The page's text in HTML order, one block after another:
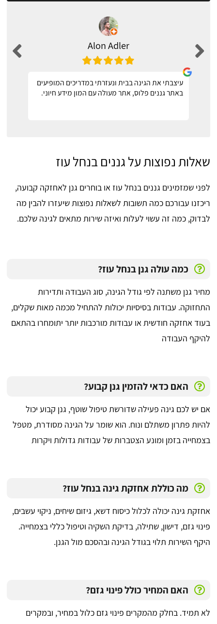
Alon Adler
עיצבתי את הגינה בבית ונעזרתי במדריכים המופיעים
באתר גננים פלוס, אתר מעולה עם המון מידע חיוני.
שאלות נפוצות על גננים בנחל עוז
לפני שמזמינים גננים בנחל עוז או בוחרים גנן לאחזקה קבועה,
ריכזנו עבורכם כמה תשובות לשאלות נפוצות שיעזרו להבין מה
לבדוק, כמה זה עשוי לעלות ואיזה שירות מתאים לגינה שלכם.
כמה עולה גנן בנחל עוז?
מחיר גנן משתנה לפי גודל הגינה, סוג העבודה ותדירות
התחזוקה. עבודות בסיסיות יכולות להתחיל מכמה מאות שקלים,
בעוד אחזקה חודשית או עבודות מורכבות יותר יתומחרו בהתאם
להיקף העבודה
האם כדאי להזמין גנן קבוע?
אם יש לכם גינה פעילה שדורשת טיפול שוטף, גנן קבוע יכול
להיות פתרון משתלם ונוח. הוא שומר על הגינה מסודרת, מטפל
בצמחייה בזמן ומונע הצטברות של עבודות גדולות ויקרות
מה כוללת אחזקת גינה בנחל עוז?
אחזקת גינה יכולה לכלול כיסוח דשא, גיזום שיחים, ניקוי עשבים,
פינוי גזם, דישון, שתילה, בדיקת השקיה וטיפול כללי בצמחייה.
היקף השירות תלוי בגודל הגינה ובהסכם מול הגנן.
האם המחיר כולל פינוי גזם?
לא תמיד. בחלק מהמקרים פינוי גזם כלול במחיר, ובמקרים